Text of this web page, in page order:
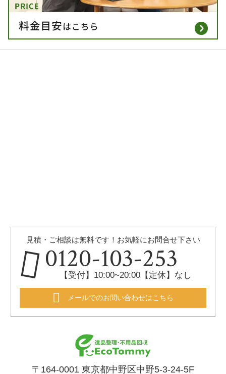
見積・ご相談は無料です！お気軽にお問合せ下さい
0120-103-253
【受付】10:00~20:00【定休】なし
メールでのお問い合わせはこちら
〒164-0001 東京都中野区中野5-3-24-5F